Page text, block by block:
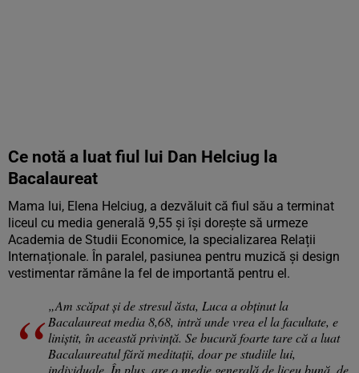
Ce notă a luat fiul lui Dan Helciug la
Bacalaureat
Mama lui, Elena Helciug, a dezvăluit că fiul său a terminat
liceul cu media generală 9,55 și își dorește să urmeze
Academia de Studii Economice, la specializarea Relații
Internaționale. În paralel, pasiunea pentru muzică și design
vestimentar rămâne la fel de importantă pentru el.
„Am scăpat și de stresul ăsta, Luca a obținut la
Bacalaureat media 8,68, intră unde vrea el la facultate, e
liniștit, în această privință. Se bucură foarte tare că a luat
Bacalaureatul fără meditații, doar pe studiile lui,
individuale. În plus, are o medie generală de liceu bună, de